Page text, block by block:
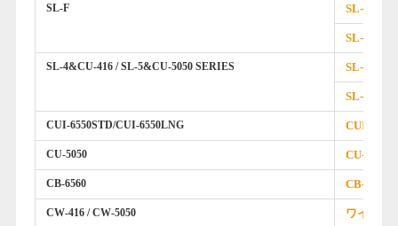
SL-F SL-Fプラ
SL-F作製
SL-4&CU-416 / SL-5&CU-5050 SERIES SL-4/SL-
SL-4/SL-
CUI-6550STD/CUI-6550LNG CUI-6550
CU-5050 CU-5050
CB-6560 CB-6560
CW-416 / CW-5050 ワイヤレ